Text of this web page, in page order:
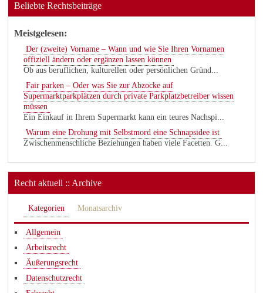
Beliebte Rechtsbeiträge
Meistgelesen:
Der (zweite) Vorname – Wann und wie Sie Ihren Vornamen
offiziell ändern oder ergänzen lassen können
Ob aus beruflichen, kulturellen oder persönlichen Gründ...
Fair parken – Oder was Sie zur Abzocke auf
Supermarktparkplätzen durch private Parkplatzbetreiber wissen
müssen
Ein Einkauf in Ihrem Supermarkt kann ein teures Nachspi...
Warum eine Drohung mit Selbstmord eine Schnapsidee ist
Zwischenmenschliche Beziehungen haben viele Facetten. G...
Recht aktuell :: Archive
Kategorien Monatsarchiv
Allgemein
Arbeitsrecht
Äußerungsrecht
Datenschutzrecht